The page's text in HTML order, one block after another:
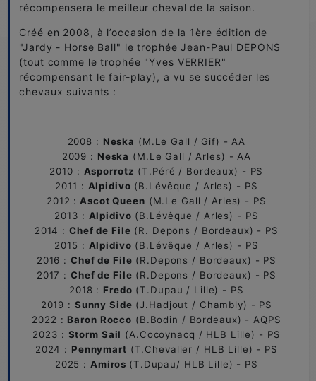
récompensera le meilleur cheval de la saison.
Créé en 2008, à l’occasion de la 1ère édition de
"Jardy - Horse Ball" le trophée Jean-Paul DEPONS
(tout comme le trophée "Yves VERRIER"
récompensant le fair-play), a vu se succéder les
chevaux suivants :
2008 : Neska (M.Le Gall / Gif) - AA
2009 : Neska (M.Le Gall / Arles) - AA
2010 : Asporrotz (T.Péré / Bordeaux) - PS
2011 : Alpidivo (B.Lévêque / Arles) - PS
2012 : Ascot Queen (M.Le Gall / Arles) - PS
2013 : Alpidivo (B.Lévêque / Arles) - PS
2014 : Chef de File (R. Depons / Bordeaux) - PS
2015 : Alpidivo (B.Lévêque / Arles) - PS
2016 : Chef de File (R.Depons / Bordeaux) - PS
2017 : Chef de File (R.Depons / Bordeaux) - PS
2018 : Fredo (T.Dupau / Lille) - PS
2019 : Sunny Side (J.Hadjout / Chambly) - PS
2022 : Baron Rocco (B.Bodin / Bordeaux) - AQPS
2023 : Storm Sail (A.Cocoynacq / HLB Lille) - PS
2024 : Pennymart (T.Chevalier / HLB Lille) - PS
2025 : Amiros (T.Dupau/ HLB Lille) - PS